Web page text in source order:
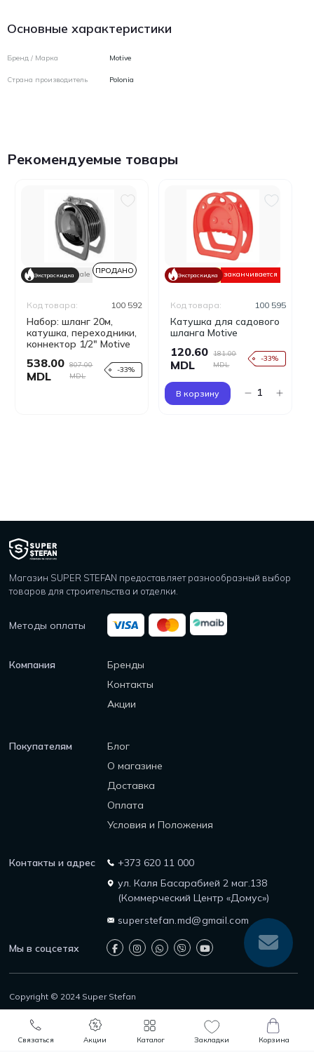
Связаться Акции Каталог Закладки
0
Корзина
Основные характеристики
Бренд / Марка Motive
Страна производитель Polonia
Рекомендуемые товары
Экстраскидка sale ПРОДАНО
Набор: шланг 20м,
катушка, переходники,
коннектор 1/2" Motive
Код товара: 100 592
538.00
MDL
807.00
MDL
-33%
Экстраскидка
sale заканчивается
Катушка для садового
шланга Motive
Код товара: 100 595
120.60
MDL
181.00
MDL
-33%
В корзину
Магазин SUPER STEFAN предоставляет разнообразный выбор
товаров для строительства и отделки.
Методы оплаты
Компания
Бренды
Контакты
Акции
Покупателям
Блог
О магазине
Доставка
Оплата
Условия и Положения
Контакты и адрес
+373 620 11 000
ул. Каля Басарабией 2 маг.138
(Коммерческий Центр «Домус»)
superstefan.md@gmail.com
Мы в соцсетях
Copyright © 2024 Super Stefan
Защита прав потребителей
Политика возврата
Политика конфиденциальности